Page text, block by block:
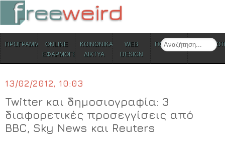
Search
Skip to content
ΠΡΟΓΡΑΜΜΑΤΑONLINE
ΕΦΑΡΜΟΓΕΣ
ΚΟΙΝΩΝΙΚΑ
ΔΙΚΤΥΑ
WEB
DESIGN
ΠΟΛΙΤΙΣΜΟΣ
13/02/2012, 10:03
Twitter και δημοσιογραφία: 3
διαφορετικές προσεγγίσεις από
BBC, Sky News και Reuters